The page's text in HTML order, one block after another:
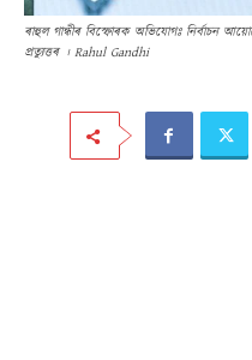
ৰাহুল গান্ধীৰ বিস্ফোৰক অভিযোগঃ নিৰ্বাচন
প্ৰত্যুত্তৰ । Rahul Gandhi